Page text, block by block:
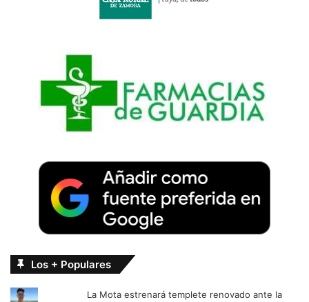
Los + Populares
La Mota estrenará templete renovado ante la